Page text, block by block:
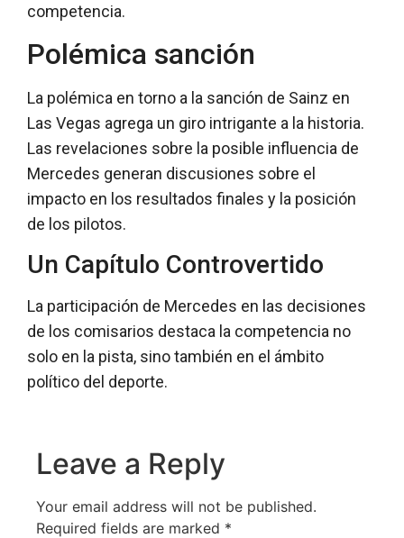
competencia.
Polémica sanción
La polémica en torno a la sanción de Sainz en
Las Vegas agrega un giro intrigante a la historia.
Las revelaciones sobre la posible influencia de
Mercedes generan discusiones sobre el
impacto en los resultados finales y la posición
de los pilotos.
Un Capítulo Controvertido
La participación de Mercedes en las decisiones
de los comisarios destaca la competencia no
solo en la pista, sino también en el ámbito
político del deporte.
Leave a Reply
Your email address will not be published.
Required fields are marked *